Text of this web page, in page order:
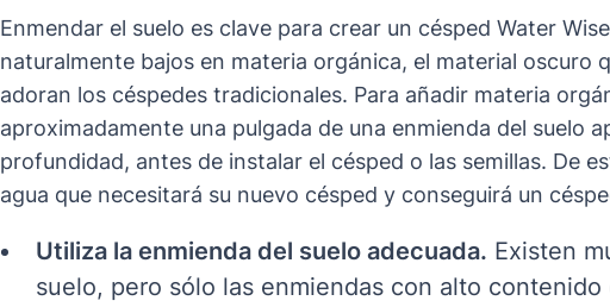
Enmendar el suelo es clave para crear un césped Water
naturalmente bajos en materia orgánica, el material oscuro
adoran los céspedes tradicionales. Para añadir materia
aproximadamente una pulgada de una enmienda del suelo
profundidad, antes de instalar el césped o las semillas. De
agua que necesitará su nuevo césped y conseguirá un
Utiliza la enmienda del suelo adecuada. Existen
suelo, pero sólo las enmiendas con alto